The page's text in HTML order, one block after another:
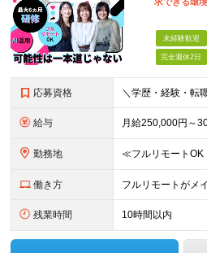
未経験歓迎
完全週休2日
応募資格
給与
勤務地
働き方 フルリモートがメ
残業時間 10時間以内